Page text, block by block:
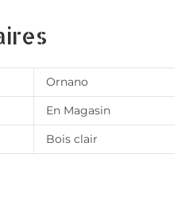
Ornano
En Magasin
Bois clair